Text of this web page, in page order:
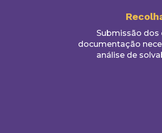
Submissão dos
documentação
análise de